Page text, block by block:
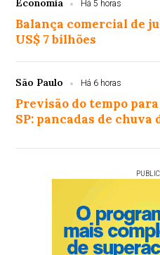
Economia Há 5 horas
Balança comercial de
US$ 7 bilhões
São Paulo Há 6 horas
Previsão do tempo
SP: pancadas de